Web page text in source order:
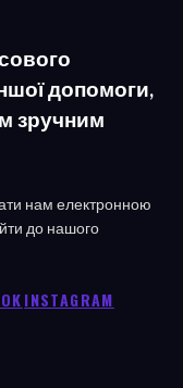
допомоги,
зручним
нам електронною
до нашого
INSTAGRAM